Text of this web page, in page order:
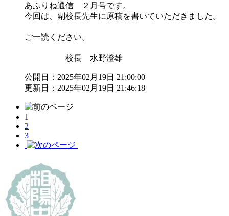
あふりね通信 ２月号です。
今回は、副校長先生に原稿を書いていただきました。
ご一読ください。
校長 水野澄雄
公開日：2025年02月19日 21:00:00
更新日：2025年02月19日 21:46:18
1
2
3